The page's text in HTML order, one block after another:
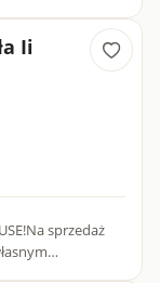
Ii
sprzedaż